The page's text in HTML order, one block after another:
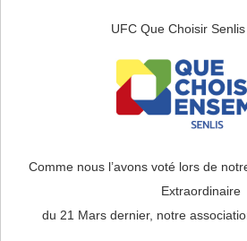
UFC Que Choisir
Comme nous l’avons voté lors de
Extraordinaire
du 21 Mars dernier, notre